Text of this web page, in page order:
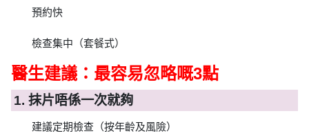
預約快
檢查集中（套餐式）
醫生建議：最容易忽略嘅3點
1. 抹片唔係一次就夠
建議定期檢查（按年齡及風險）